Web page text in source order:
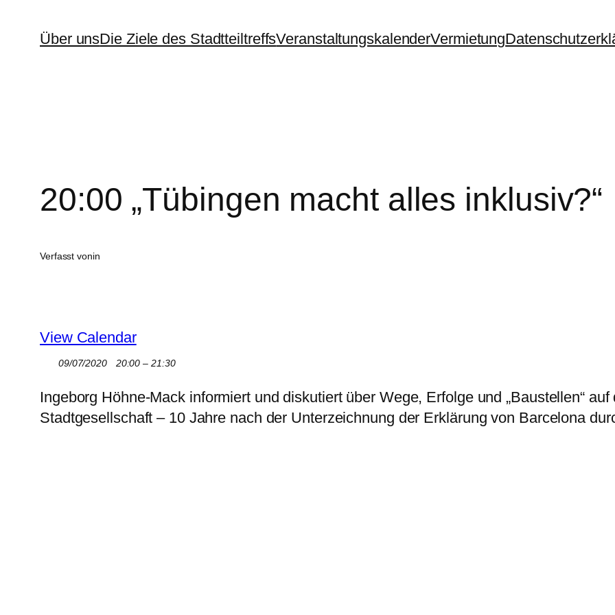
InhaltÜber unsDie Ziele des StadtteiltreffsVeranstaltungskalenderVermietung
20:00 „Tübingen macht alles inklusiv?“
Verfasst vonin
View Calendar
09/07/2020 20:00 – 21:30
Ingeborg Höhne-Mack informiert und diskutiert über Wege, Erfolge und „Baustellen“
Stadtgesellschaft – 10 Jahre nach der Unterzeichnung der Erklärung von Barcelona